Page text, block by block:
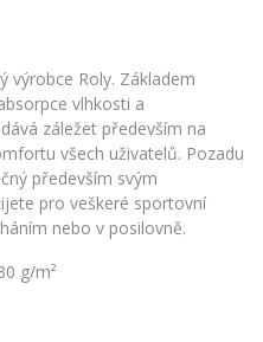
výrobce Roly. Základem
vlhkosti a
záležet především na
všech uživatelů. Pozadu
především svým
pro veškeré sportovní
nebo v posilovně.
g/m²